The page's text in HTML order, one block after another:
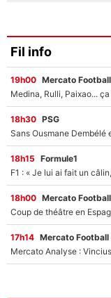
Fil info
19h00 Mercato Football
18h30 PSG
18h15 Formule1
18h00 Mercato Football
17h14 Mercato Football